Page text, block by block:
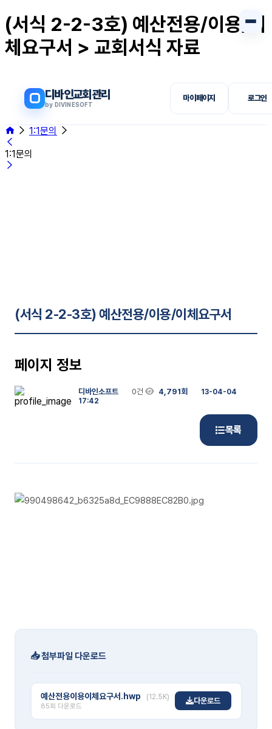
(서식 2-2-3호) 예산전용/이용/이
체요구서 > 교회서식 자료
디바인교회관리
by DIVINESOFT
마이페이지 로그인
1:1문의
1:1문의
(서식 2-2-3호) 예산전용/이용/이체요구서
페이지 정보
디바인소프트 0건 4,791회
13-04-04
17:42
목록
📥 첨부파일 다운로드
예산전용이용이체요구서.hwp (12.5K)
85회 다운로드
다운로드